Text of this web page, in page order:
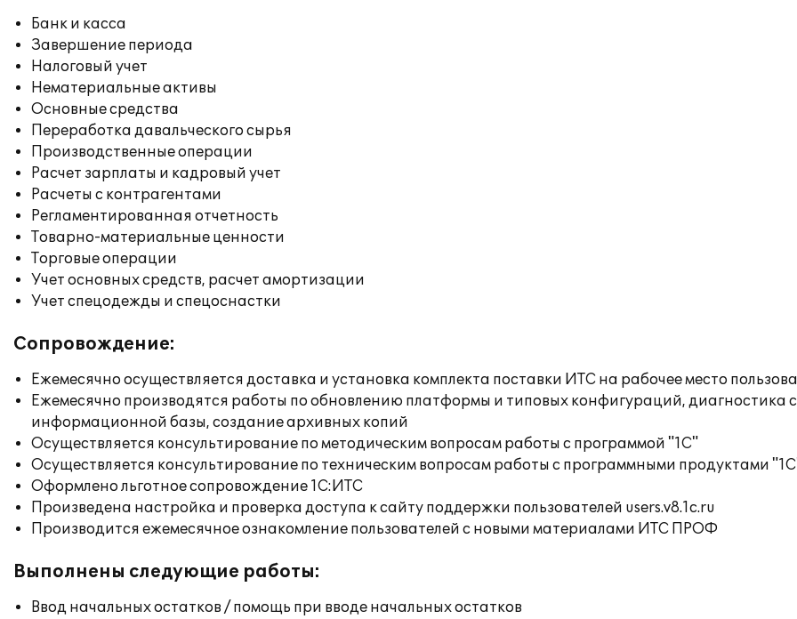
Банк и касса
Завершение периода
Налоговый учет
Нематериальные активы
Основные средства
Переработка давальческого сырья
Производственные операции
Расчет зарплаты и кадровый учет
Расчеты с контрагентами
Регламентированная отчетность
Товарно-материальные ценности
Торговые операции
Учет основных средств, расчет амортизации
Учет спецодежды и спецоснастки
Сопровождение:
Ежемесячно осуществляется доставка и установка комплекта поставки ИТС на рабочее место
Ежемесячно производятся работы по обновлению платформы и типовых конфигураций, диагностика
информационной базы, создание архивных копий
Осуществляется консультирование по методическим вопросам работы с программой "1С"
Осуществляется консультирование по техническим вопросам работы с программными продуктами
Оформлено льготное сопровождение 1С:ИТС
Произведена настройка и проверка доступа к сайту поддержки пользователей users.v8.1c.ru
Производится ежемесячное ознакомление пользователей с новыми материалами ИТС ПРОФ
Выполнены следующие работы:
Ввод начальных остатков / помощь при вводе начальных остатков